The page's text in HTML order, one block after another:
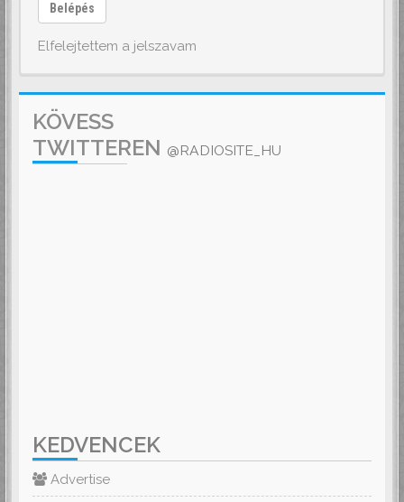
Belépés
Elfelejtettem a jelszavam
KÖVESS
TWITTEREN @RADIOSITE_HU
KEDVENCEK
Advertise